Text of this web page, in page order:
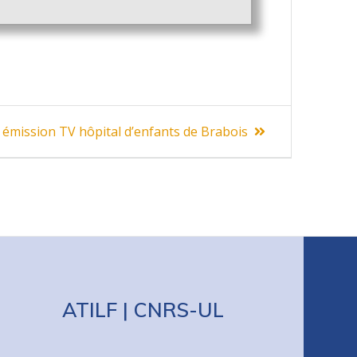
TV hôpital d’enfants de Brabois
ATILF | CNRS-UL